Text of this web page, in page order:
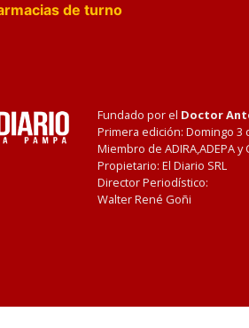
de turno
Fundado por el Doctor
Primera edición: Domingo 3
Miembro de ADIRA,ADEPA y
Propietario: El Diario SRL
Director Periodístico:
Walter René Goñi